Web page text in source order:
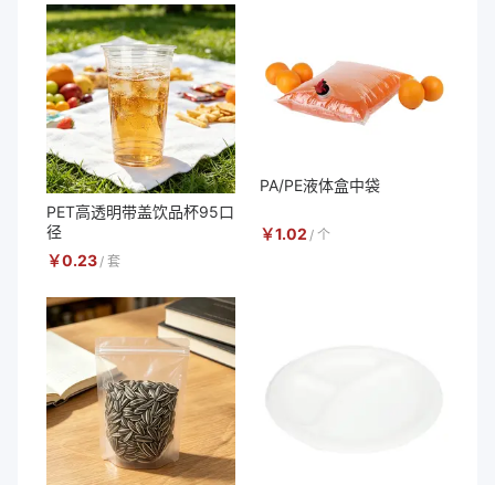
PET高透明带盖饮品杯95口
径
￥0.23 / 套
PA/PE液体盒中袋
￥1.02 / 个